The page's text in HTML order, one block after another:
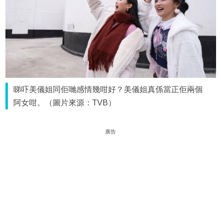
睇吓美儀姐同佢哋感情幾咁好？美儀姐真係當正佢兩個
阿女咁。（圖片來源：TVB）
廣告